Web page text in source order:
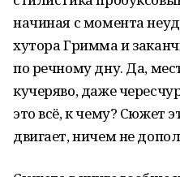
начиная с момента
хутора Гримма и
по речному дну. Да,
кучеряво, даже
это всё, к чему? Сюжет
двигает, ничем не